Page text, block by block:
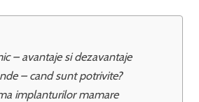
– avantaje si dezavantaje
– cand sunt potrivite?
implanturilor mamare